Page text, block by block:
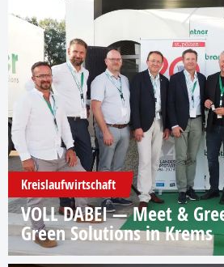
Kreislaufwirtschaft
VOLL DABEI — Meet &
Green Solutions in Krems